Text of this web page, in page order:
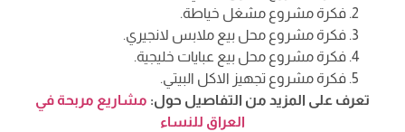
فكرة مشروع مشغل خياطة.
فكرة مشروع محل بيع ملابس لانجيري.
فكرة مشروع محل بيع عبايات خليجية.
فكرة مشروع تجهيز الاكل البيتي.
تعرف على المزيد من التفاصيل حول: مشاريع مربحة في
العراق للنساء